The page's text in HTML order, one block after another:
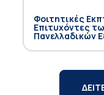
Φοιτητικές
Επιτυχόντες
Πανελλαδικών